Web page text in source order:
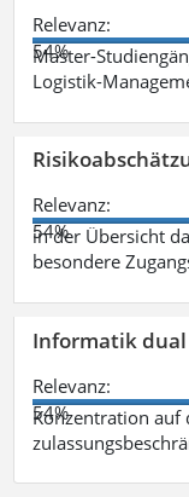
Relevanz:
54%
Master-
Logistik-
Relevanz:
54%
in der Übersicht
besondere
Informatik dual
Relevanz:
54%
Konzentration auf